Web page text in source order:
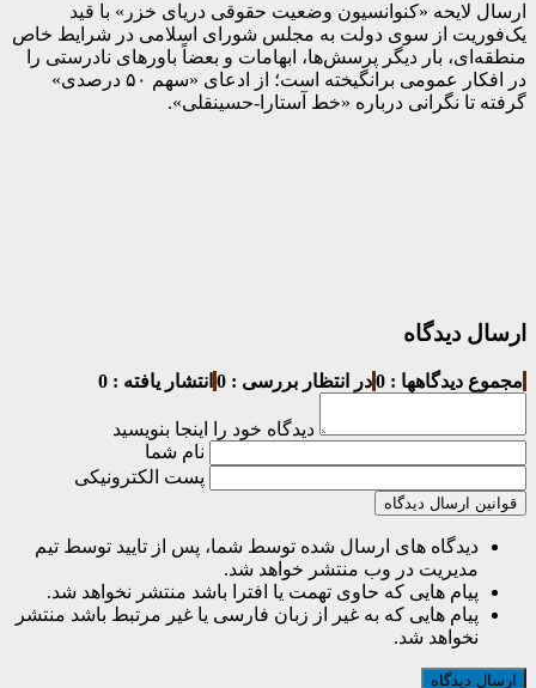
ارسال لایحه «کنوانسیون وضعیت حقوقی دریای خزر» با قید
یک‌فوریت از سوی دولت به مجلس شورای اسلامی در شرایط خاص
منطقه‌ای، بار دیگر پرسش‌ها، ابهامات و بعضاً باورهای نادرستی را
در افکار عمومی برانگیخته است؛ از ادعای «سهم ۵۰ درصدی»
گرفته تا نگرانی درباره «خط آستارا-حسینقلی».
ارسال دیدگاه
مجموع دیدگاهها : 0 در انتظار بررسی : 0 انتشار یافته : 0
دیدگاه خود را اینجا بنویسید
نام شما
پست الکترونیکی
قوانین ارسال دیدگاه
دیدگاه های ارسال شده توسط شما، پس از تایید توسط تیم
مدیریت در وب منتشر خواهد شد.
پیام هایی که حاوی تهمت یا افترا باشد منتشر نخواهد شد.
پیام هایی که به غیر از زبان فارسی یا غیر مرتبط باشد منتشر
نخواهد شد.